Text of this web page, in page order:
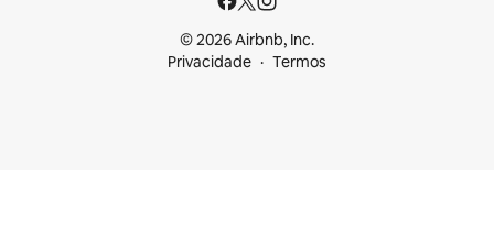
© 2026 Airbnb, Inc.
Privacidade
Termos